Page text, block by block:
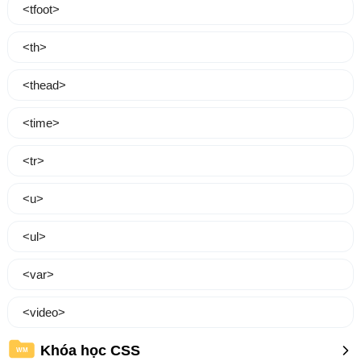
<tfoot>
<th>
<thead>
<time>
<tr>
<u>
<ul>
<var>
<video>
WM Khóa học CSS